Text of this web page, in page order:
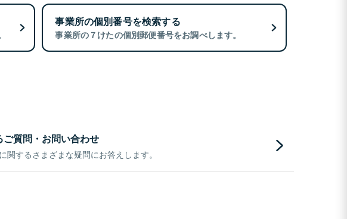
事業所の個別番号を検索する
事業所の７けたの個別郵便番号をお調べします。
ご質問・お問い合わせ
関するさまざまな疑問にお答えします。